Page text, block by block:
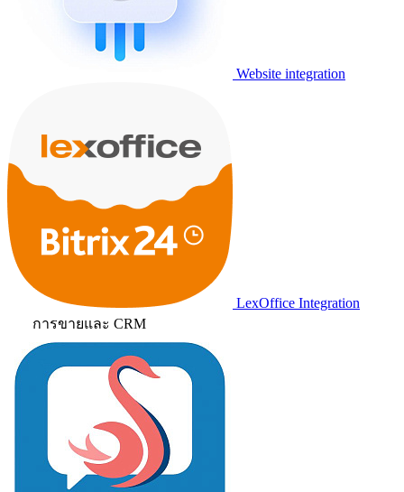
Website integration
LexOffice Integration
การขายและ CRM